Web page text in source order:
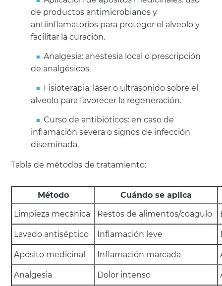
de productos antimicrobianos y
antiinflamatorios para proteger el alveolo y
facilitar la curación.
Analgesia: anestesia local o prescripción
de analgésicos.
Fisioterapia: láser o ultrasonido sobre el
alveolo para favorecer la regeneración.
Curso de antibióticos: en caso de
inflamación severa o signos de infección
diseminada.
Tabla de métodos de tratamiento:
Método
Cuándo se aplica
Limpieza mecánica
Restos de alimentos/coágulo
Lavado antiséptico Inflamación leve
Apósito medicinal Inflamación marcada
Analgesia Dolor intenso